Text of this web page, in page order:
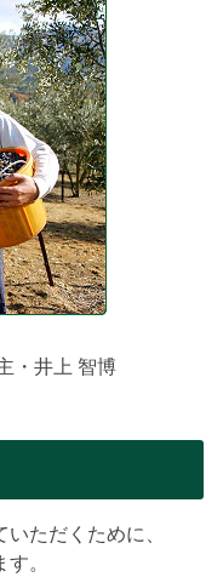
・井上 智博
ただくために、
。